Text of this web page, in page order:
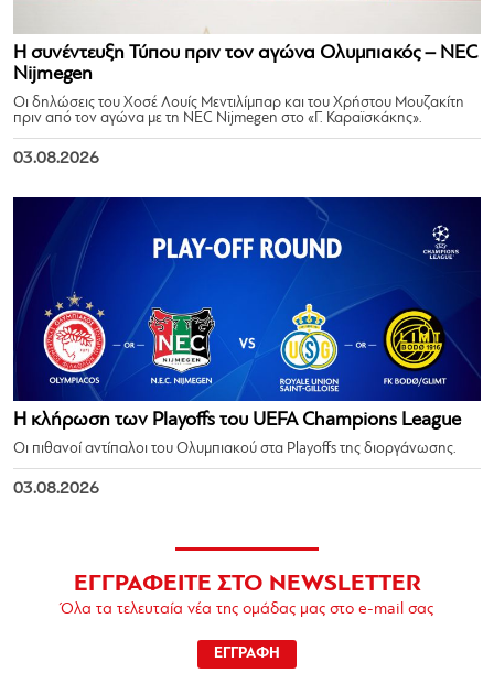
Η συνέντευξη Τύπου πριν τον αγώνα Ολυμπιακός – NEC
Nijmegen
Οι δηλώσεις του Χοσέ Λουίς Μεντιλίμπαρ και του Χρήστου Μουζακίτη
πριν από τον αγώνα με τη NEC Nijmegen στο «Γ. Καραϊσκάκης».
03.08.2026
Η κλήρωση των Playoffs του UEFA Champions League
Οι πιθανοί αντίπαλοι του Ολυμπιακού στα Playoffs της διοργάνωσης.
03.08.2026
ΕΓΓΡΑΦΕΙΤΕ ΣΤΟ NEWSLETTER
Όλα τα τελευταία νέα της ομάδας μας στο e-mail σας
ΕΓΓΡΑΦΗ